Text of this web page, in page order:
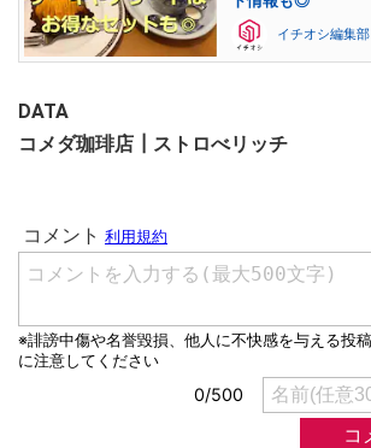
イチオシ編集部
DATA
コメダ珈琲店┃ストロべリッチ